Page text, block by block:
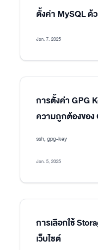
ตั้งค่า MySQL ด้
Jan. 7, 2025
การตั้งค่า GPG
ความถูกต้องของ
ssh, gpg-key
Jan. 5, 2025
การเลือกใช้
เว็บไซต์